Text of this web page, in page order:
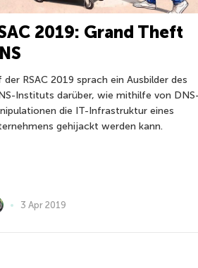
2019: Grand Theft
der RSAC 2019 sprach ein Ausbilder des
Instituts darüber, wie mithilfe von DNS-
die IT-Infrastruktur eines
gehijackt werden kann.
3 Apr 2019